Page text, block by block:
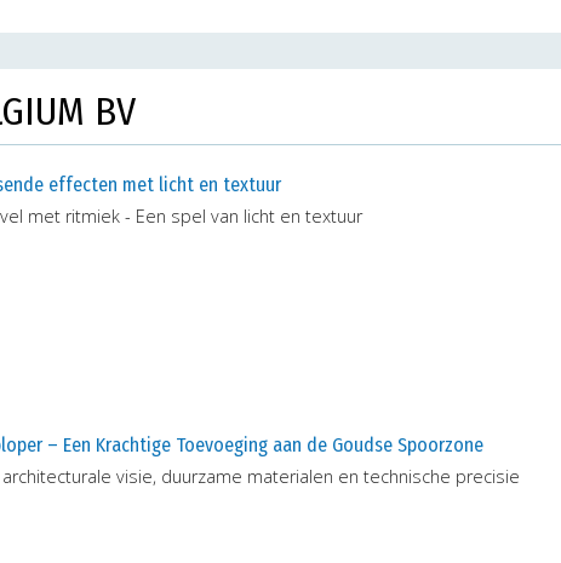
BV
effecten met licht en textuur
met ritmiek - Een spel van licht en textuur
– Een Krachtige Toevoeging aan de Goudse Spoorzone
visie, duurzame materialen en technische precisie